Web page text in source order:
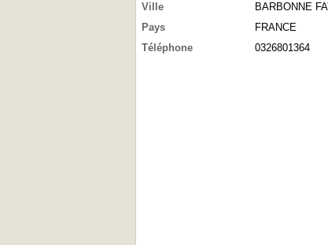
Ville
BARBONNE
Pays
FRANCE
Téléphone
0326801364